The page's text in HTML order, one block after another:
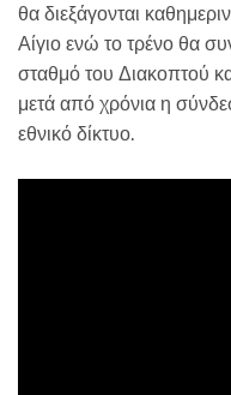
θα διεξάγονται
Αίγιο ενώ το τρένο θα
σταθμό του Διακοπτού
μετά από χρόνια η
εθνικό δίκτυο.